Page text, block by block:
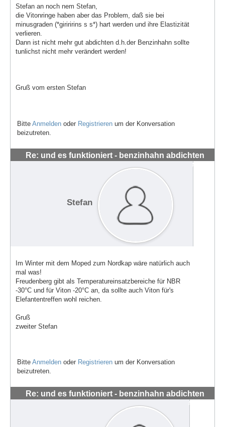
Stefan an noch nem Stefan,
die Vitonringe haben aber das Problem, daß sie bei
minusgraden (*giriririns s s*) hart werden und ihre Elastizität
verlieren.
Dann ist nicht mehr gut abdichten d.h.der Benzinhahn sollte
tunlichst nicht mehr verändert werden!
Gruß vom ersten Stefan
Bitte Anmelden oder Registrieren um der Konversation
beizutreten.
Re: und es funktioniert - benzinhahn abdichten
#1444
Stefan
Im Winter mit dem Moped zum Nordkap wäre natürlich auch
mal was!
Freudenberg gibt als Temperatureinsatzbereiche für NBR
-30°C und für Viton -20°C an, da sollte auch Viton für's
Elefantentreffen wohl reichen.
Gruß
zweiter Stefan
Bitte Anmelden oder Registrieren um der Konversation
beizutreten.
Re: und es funktioniert - benzinhahn abdichten
#56280